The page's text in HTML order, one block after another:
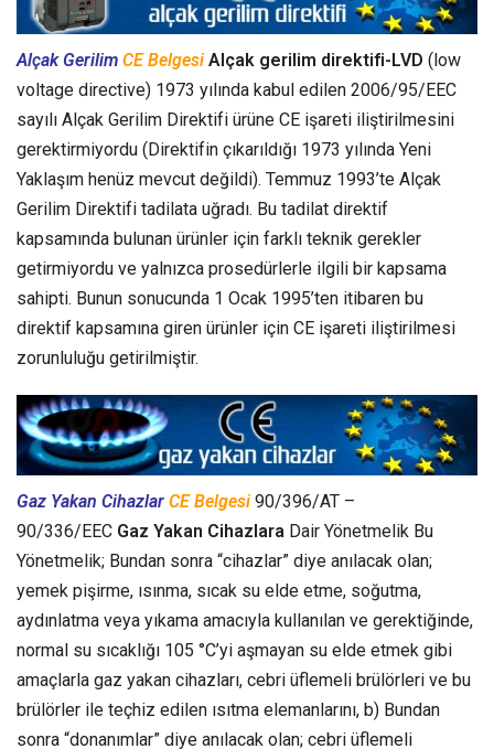
Alçak Gerilim CE Belgesi Alçak gerilim direktifi-LVD (low
voltage directive) 1973 yılında kabul edilen 2006/95/EEC
sayılı Alçak Gerilim Direktifi ürüne CE işareti iliştirilmesini
gerektirmiyordu (Direktifin çıkarıldığı 1973 yılında Yeni
Yaklaşım henüz mevcut değildi). Temmuz 1993’te Alçak
Gerilim Direktifi tadilata uğradı. Bu tadilat direktif
kapsamında bulunan ürünler için farklı teknik gerekler
getirmiyordu ve yalnızca prosedürlerle ilgili bir kapsama
sahipti. Bunun sonucunda 1 Ocak 1995’ten itibaren bu
direktif kapsamına giren ürünler için CE işareti iliştirilmesi
zorunluluğu getirilmiştir.
Gaz Yakan Cihazlar CE Belgesi 90/396/AT –
90/336/EEC Gaz Yakan Cihazlara Dair Yönetmelik Bu
Yönetmelik; Bundan sonra “cihazlar” diye anılacak olan;
yemek pişirme, ısınma, sıcak su elde etme, soğutma,
aydınlatma veya yıkama amacıyla kullanılan ve gerektiğinde,
normal su sıcaklığı 105 °C’yi aşmayan su elde etmek gibi
amaçlarla gaz yakan cihazları, cebri üflemeli brülörleri ve bu
brülörler ile teçhiz edilen ısıtma elemanlarını, b) Bundan
sonra “donanımlar” diye anılacak olan; cebri üflemeli